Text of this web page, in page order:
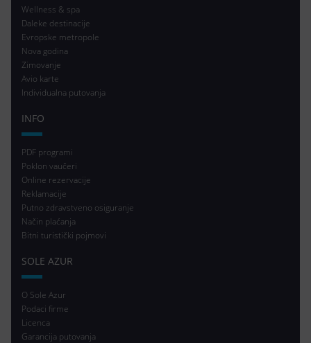
Wellness & spa
Daleke destinacije
Evropske metropole
Nova godina
Zimovanje
Avio karte
Individualna putovanja
INFO
PDF programi
Poklon vaučeri
Online rezervacije
Reklamacije
Putno zdravstveno osiguranje
Način plaćanja
Bitni turistički pojmovi
SOLE AZUR
O Sole Azur
Podaci firme
Licenca
Garancija putovanja